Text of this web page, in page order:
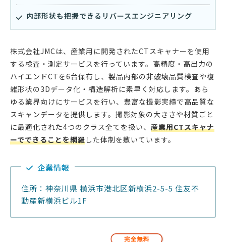
内部形状も把握できるリバースエンジニアリング
株式会社JMCは、産業用に開発されたCTスキャナーを使用
する検査・測定サービスを行っています。高精度・高出力の
ハイエンドCTを6台保有し、製品内部の非破壊品質検査や複
雑形状の3Dデータ化・構造解析に素早く対応します。あら
ゆる業界向けにサービスを行い、豊富な撮影実績で高品質な
スキャンデータを提供します。撮影対象の大きさや材質ごと
に最適化された4つのクラス全てを扱い、 産業用CTスキャナ
ーでできることを網羅した体制を敷いています。
企業情報
住所：神奈川県 横浜市港北区新横浜2-5-5 住友不
動産新横浜ビル1F